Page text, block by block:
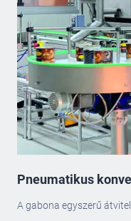
Pneumatikus
A gabona egyszerű